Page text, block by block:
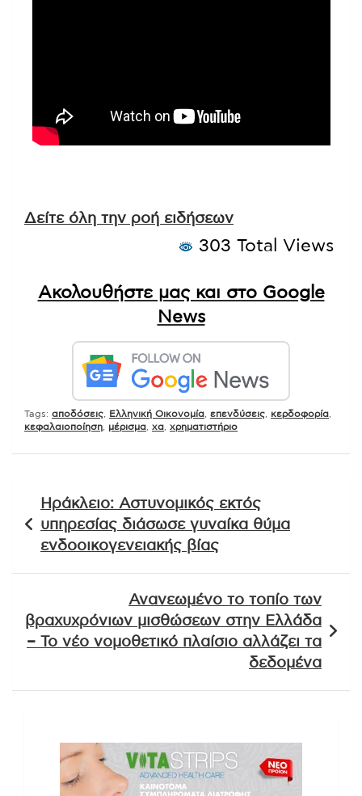
Δείτε όλη την ροή ειδήσεων
303 Total Views
Ακολουθήστε μας και στο Google
News
Tags: αποδόσεις Ελληνική Οικονομία επενδύσεις κερδοφορία
κεφαλαιοποίηση
μέρισμα χα χρηματιστήριο
άρθρων
Ηράκλειο: Αστυνομικός εκτός
υπηρεσίας διάσωσε γυναίκα θύμα
ενδοοικογενειακής βίας
Ανανεωμένο το τοπίο των
βραχυχρόνιων μισθώσεων στην Ελλάδα
– Το νέο νομοθετικό πλαίσιο αλλάζει τα
δεδομένα